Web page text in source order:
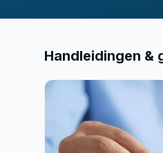
Handleidingen &
goud